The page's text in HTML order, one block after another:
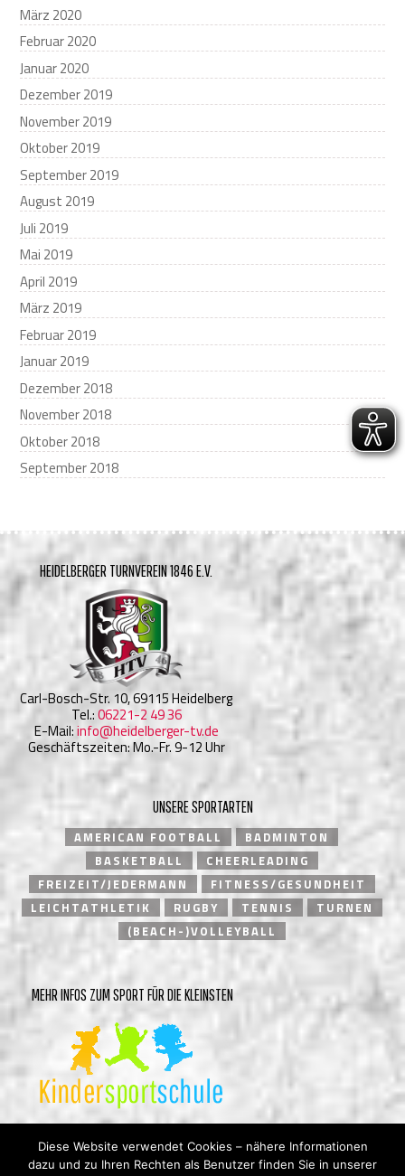
März 2020
Februar 2020
Januar 2020
Dezember 2019
November 2019
Oktober 2019
September 2019
August 2019
Juli 2019
Mai 2019
April 2019
März 2019
Februar 2019
Januar 2019
Dezember 2018
November 2018
Oktober 2018
September 2018
HEIDELBERGER TURNVEREIN 1846 E.V.
Carl-Bosch-Str. 10, 69115 Heidelberg
Tel.:06221-2 49 36
E-Mail:info@heidelberger-tv.de
Geschäftszeiten: Mo.-Fr. 9-12 Uhr
UNSERE SPORTARTEN
AMERICAN FOOTBALL
BADMINTON
BASKETBALL
CHEERLEADING
FREIZEIT/JEDERMANN
FITNESS/GESUNDHEIT
LEICHTATHLETIK
RUGBY TENNIS
TURNEN
(BEACH-)VOLLEYBALL
MEHR INFOS ZUM SPORT FÜR DIE KLEINSTEN
Diese Website verwendet Cookies – nähere Informationen
dazu und zu Ihren Rechten als Benutzer finden Sie in unserer